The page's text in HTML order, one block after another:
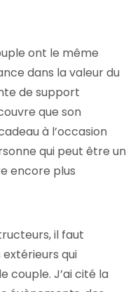
ont le même
dans la valeur du
de support
que son
à l’occasion
qui peut être un
encore plus
il faut
qui
couple. J’ai cité la